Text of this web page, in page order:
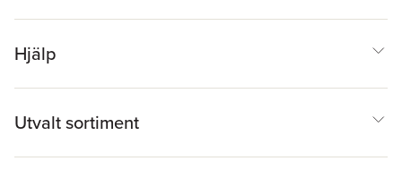
Hjälp
Utvalt sortiment